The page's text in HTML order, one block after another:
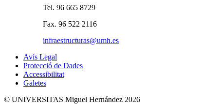
Tel. 96 665 8729
Fax. 96 522 2116
infraestructuras@umh.es
Avís Legal
Protecció de Dades
Accessibilitat
Galetes
© UNIVERSITAS Miguel Hernández 2026